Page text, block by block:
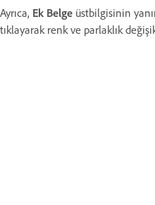
Ayrıca, Ek Belge üstbilgisinin
tıklayarak renk ve parlaklık